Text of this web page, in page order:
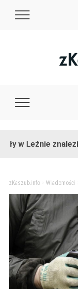
znaleziono
zKaszub.info> Wiadomości